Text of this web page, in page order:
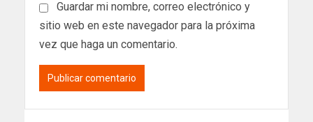
Guardar mi nombre, correo electrónico y
sitio web en este navegador para la próxima
vez que haga un comentario.